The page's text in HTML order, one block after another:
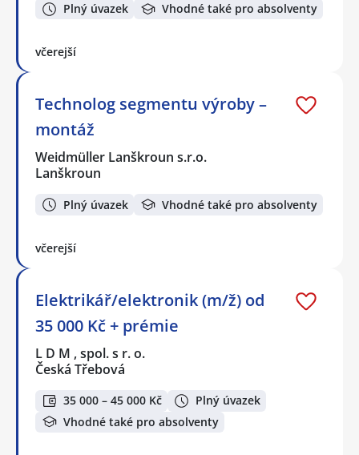
Plný úvazek Vhodné také pro absolventy
včerejší
Technolog segmentu výroby –
montáž
Weidmüller Lanškroun s.r.o.
Lanškroun
Plný úvazek Vhodné také pro absolventy
včerejší
Elektrikář/elektronik (m/ž) od
35 000 Kč + prémie
L D M , spol. s r. o.
Česká Třebová
35 000 – 45 000 Kč
Plný úvazek
Vhodné také pro absolventy